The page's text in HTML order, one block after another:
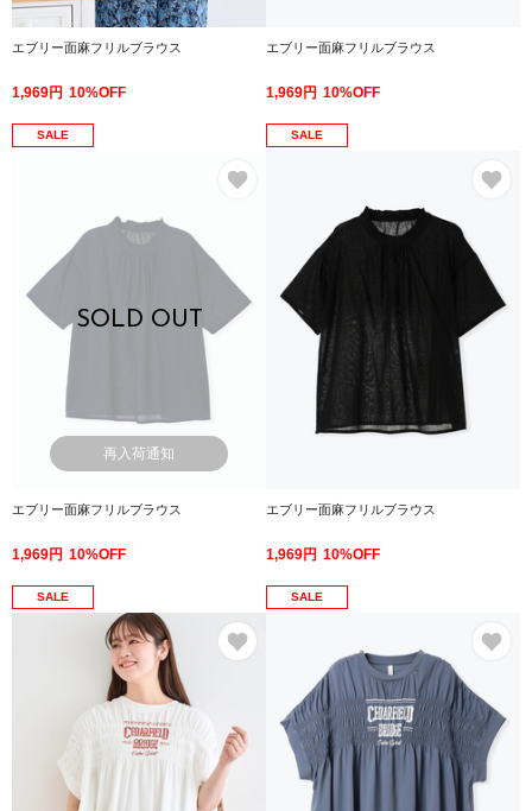
エブリー面麻フリルブラウス
1,969円 10%OFF
エブリー面麻フリルブラウス
1,969円 10%OFF
SALE
SOLD OUT
再入荷通知
エブリー面麻フリルブラウス
1,969円 10%OFF
SALE
エブリー面麻フリルブラウス
1,969円 10%OFF
SALE SALE